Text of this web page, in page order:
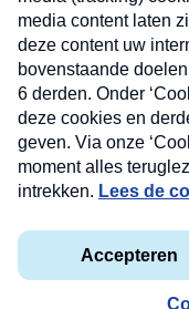
Privacyverklaring
Kwetsbaarheid melden
Copyright © 2026 MAX
Nieuwsbrief
Neem hier een
nieuwsbrief. Elke